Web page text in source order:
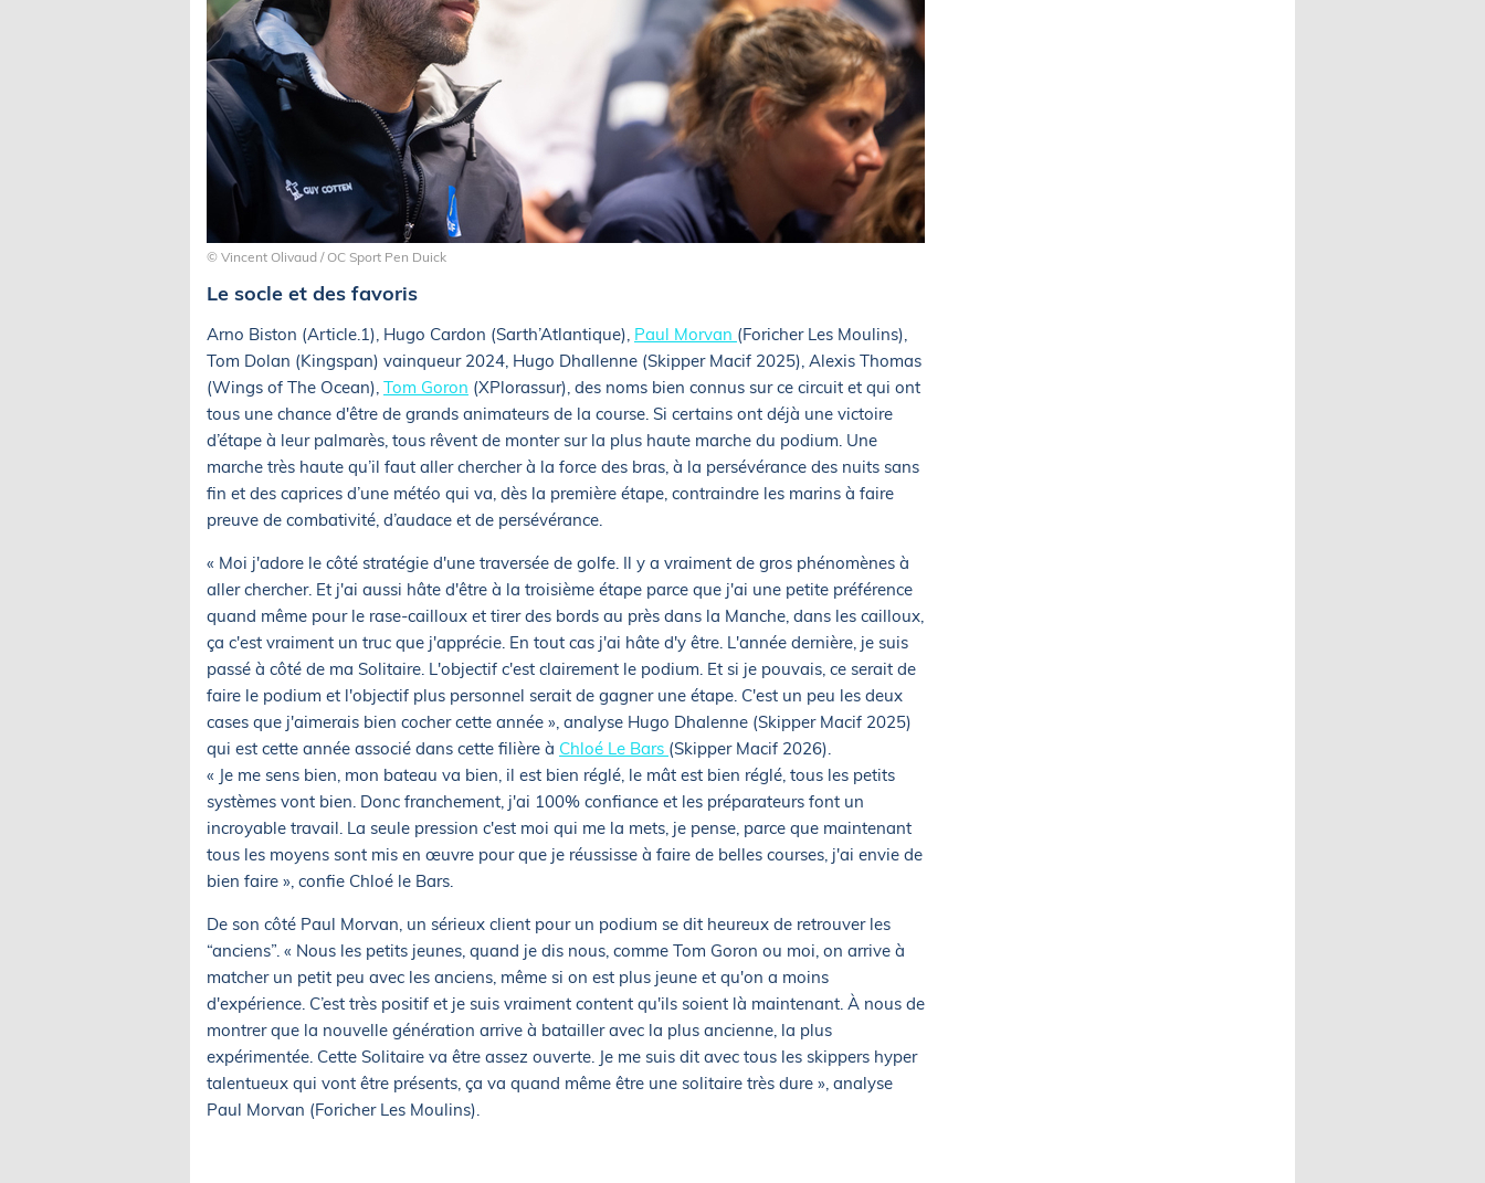
© Vincent Olivaud / OC Sport Pen Duick
Le socle et des favoris
Arno Biston (Article.1), Hugo Cardon (Sarth’Atlantique), Paul Morvan (Foricher Les Moulins),
Tom Dolan (Kingspan) vainqueur 2024, Hugo Dhallenne (Skipper Macif 2025), Alexis Thomas
(Wings of The Ocean), Tom Goron (XPlorassur), des noms bien connus sur ce circuit et qui ont
tous une chance d'être de grands animateurs de la course. Si certains ont déjà une victoire
d’étape à leur palmarès, tous rêvent de monter sur la plus haute marche du podium. Une
marche très haute qu’il faut aller chercher à la force des bras, à la persévérance des nuits sans
fin et des caprices d’une météo qui va, dès la première étape, contraindre les marins à faire
preuve de combativité, d’audace et de persévérance.
« Moi j'adore le côté stratégie d'une traversée de golfe. Il y a vraiment de gros phénomènes à
aller chercher. Et j'ai aussi hâte d'être à la troisième étape parce que j'ai une petite préférence
quand même pour le rase-cailloux et tirer des bords au près dans la Manche, dans les cailloux,
ça c'est vraiment un truc que j'apprécie. En tout cas j'ai hâte d'y être. L'année dernière, je suis
passé à côté de ma Solitaire. L'objectif c'est clairement le podium. Et si je pouvais, ce serait de
faire le podium et l'objectif plus personnel serait de gagner une étape. C'est un peu les deux
cases que j'aimerais bien cocher cette année », analyse Hugo Dhalenne (Skipper Macif 2025)
qui est cette année associé dans cette filière à Chloé Le Bars (Skipper Macif 2026).
« Je me sens bien, mon bateau va bien, il est bien réglé, le mât est bien réglé, tous les petits
systèmes vont bien. Donc franchement, j'ai 100% confiance et les préparateurs font un
incroyable travail. La seule pression c'est moi qui me la mets, je pense, parce que maintenant
tous les moyens sont mis en œuvre pour que je réussisse à faire de belles courses, j'ai envie de
bien faire », confie Chloé le Bars.
De son côté Paul Morvan, un sérieux client pour un podium se dit heureux de retrouver les
“anciens”. « Nous les petits jeunes, quand je dis nous, comme Tom Goron ou moi, on arrive à
matcher un petit peu avec les anciens, même si on est plus jeune et qu'on a moins
d'expérience. C’est très positif et je suis vraiment content qu'ils soient là maintenant. À nous de
montrer que la nouvelle génération arrive à batailler avec la plus ancienne, la plus
expérimentée. Cette Solitaire va être assez ouverte. Je me suis dit avec tous les skippers hyper
talentueux qui vont être présents, ça va quand même être une solitaire très dure », analyse
Paul Morvan (Foricher Les Moulins).